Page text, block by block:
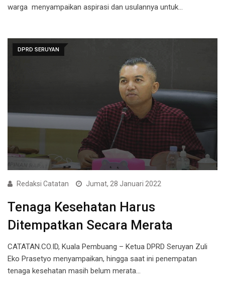
warga menyampaikan aspirasi dan usulannya untuk…
DPRD SERUYAN
Redaksi Catatan Jumat, 28 Januari 2022
Tenaga Kesehatan Harus
Ditempatkan Secara Merata
CATATAN.CO.ID, Kuala Pembuang – Ketua DPRD Seruyan Zuli
Eko Prasetyo menyampaikan, hingga saat ini penempatan
tenaga kesehatan masih belum merata…